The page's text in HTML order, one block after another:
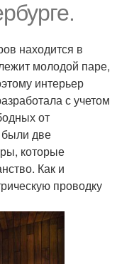
находится в
молодой паре,
интерьер
с учетом
от
были две
которые
Как и
проводку